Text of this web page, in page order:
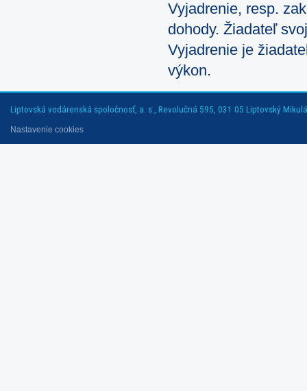
Vyjadrenie, resp.
dohody. Žiadateľ
Vyjadrenie je
výkon.
Liptovská vodárenská spoločnosť, a. s., Revolučná 595, 031 05 Liptovský
Nastavenie cookies